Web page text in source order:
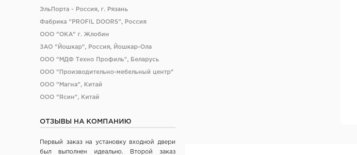
ЭльПорта - Россия, г. Рязань
Фабрика "PROFIL DOORS", Россия
ООО "ОКА" г. Жлобин
ЗАО "Йошкар", Россия, Йошкар-Ола
ООО "МДФ Техно Профиль", Беларусь
ООО "Производительно-мебельный центр"
ООО "Магна", Китай
ООО "Ясин", Китай
ООО "Промет", г. Москва
ОТЗЫВЫ НА КОМПАНИЮ
Первый заказ на установку входной двери
был выполнен идеально. Второй заказ